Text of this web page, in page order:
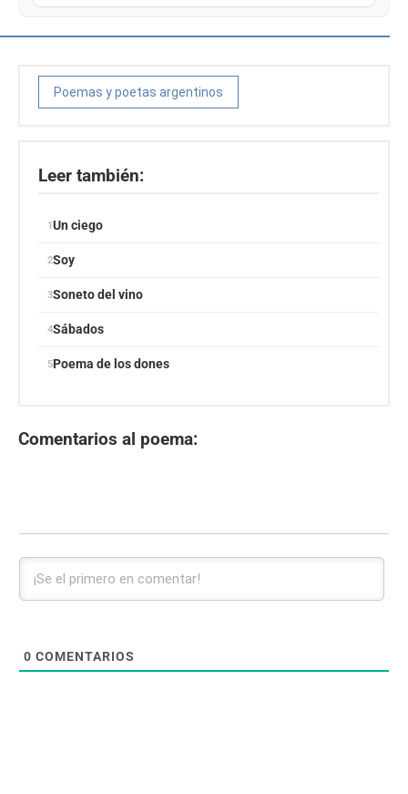
Poemas y poetas argentinos
Leer también:
Un ciego
Soy
Soneto del vino
Sábados
Poema de los dones
Comentarios al poema:
0 COMENTARIOS